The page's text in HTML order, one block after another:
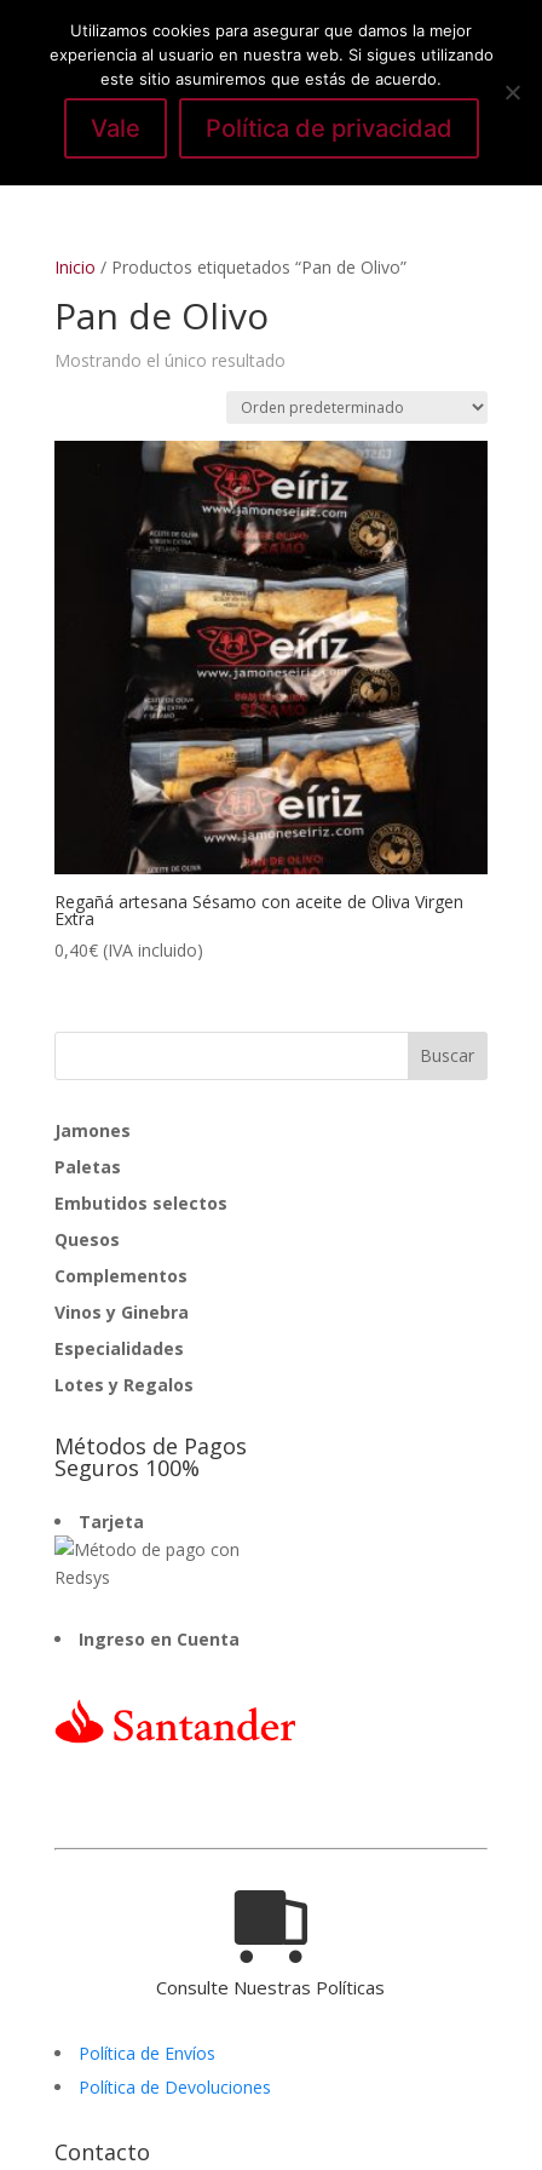
Seleccionar página
Inicio / Productos etiquetados “Pan de Olivo”
Pan de Olivo
Mostrando el único resultado
Regañá artesana Sésamo con aceite de Oliva Virgen
Extra
0,40€ (IVA incluido)
Jamones
Paletas
Embutidos selectos
Quesos
Complementos
Vinos y Ginebra
Especialidades
Lotes y Regalos
Métodos de Pagos
Seguros 100%
Tarjeta
Ingreso en Cuenta
Consulte Nuestras Políticas
Política de Envíos
Política de Devoluciones
Contacto
Utilizamos cookies para asegurar que damos la mejor
experiencia al usuario en nuestra web. Si sigues utilizando
este sitio asumiremos que estás de acuerdo.
Vale Política de privacidad